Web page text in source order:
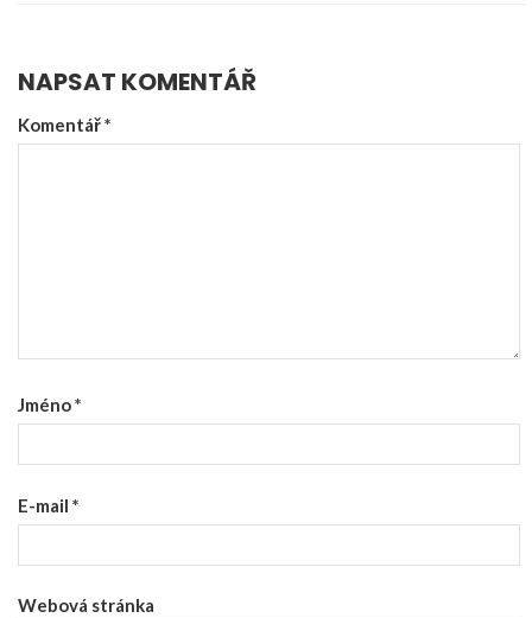
NAPSAT KOMENTÁŘ
Komentář*
Jméno*
E-mail *
Webová stránka